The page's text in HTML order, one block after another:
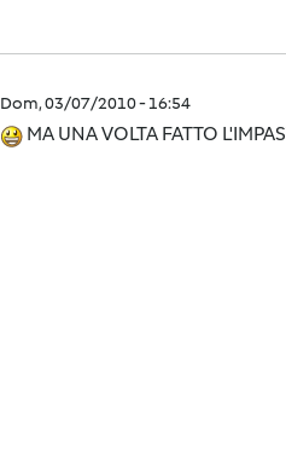
Dom, 03/07/2010 - 16:54
MA UNA VOLTA FATTO